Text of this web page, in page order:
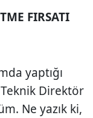
FIRSATI
yaptığı
Direktör
Ne yazık ki,